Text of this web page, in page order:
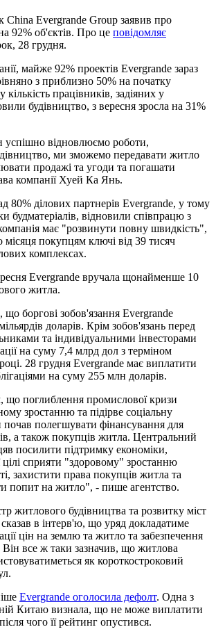
China Evergrande Group заявив про
92% об'єктів. Про це повідомляє
28 грудня.
майже 92% проектів Evergrande зараз
з приблизно 50% на початку
працівників, задіяних у
будівництво, з вересня зросла на 31%
успішно відновлюємо роботи,
ми зможемо передавати житло
продажі та угоди та погашати
компанії Хуей Ка Янь.
80% ділових партнерів Evergrande, у тому
будматеріалів, відновили співпрацю з
має "розвинути повну швидкість",
покупцям ключі від 39 тисяч
комплексах.
Evergrande вручала щонайменше 10
житла.
що боргові зобов'язання Evergrande
доларів. Крім зобов'язань перед
та індивідуальними інвесторами
на суму 7,4 млрд дол з терміном
28 грудня Evergrande має виплатити
на суму 255 млн доларів.
поглиблення промислової кризи
зростанню та підірве соціальну
почав полегшувати фінансування для
а також покупців житла. Центральний
посилити підтримку економіки,
цілі сприяти "здоровому" зростанню
захистити права покупців житла та
попит на житло", - пише агентство.
житлового будівництва та розвитку міст
в інтерв'ю, що уряд докладатиме
цін на землю та житло та забезпечення
все ж таки зазначив, що житлова
як короткостроковий
Evergrande оголосила дефолт. Одна з
Китаю визнала, що не може виплатити
чого її рейтинг опустився.